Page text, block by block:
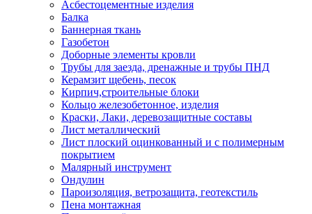
Асбестоцементные изделия
Балка
Баннерная ткань
Газобетон
Доборные элементы кровли
Трубы для заезда, дренажные и трубы ПНД
Керамзит щебень, песок
Кирпич,строительные блоки
Кольцо железобетонное, изделия
Краски, Лаки, деревозащитные составы
Лист металлический
Лист плоский оцинкованный и с полимерным
покрытием
Малярный инструмент
Ондулин
Пароизоляция, ветрозащита, геотекстиль
Пена монтажная